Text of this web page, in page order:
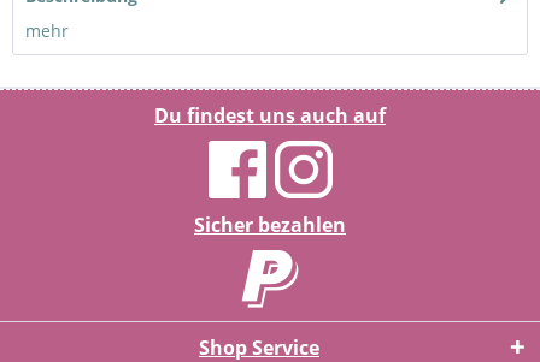
mehr
Du findest uns auch auf
Sicher bezahlen
Shop Service